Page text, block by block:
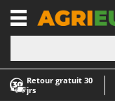
Retour gratuit 30
jrs
-1
A
Abris de jardin
A